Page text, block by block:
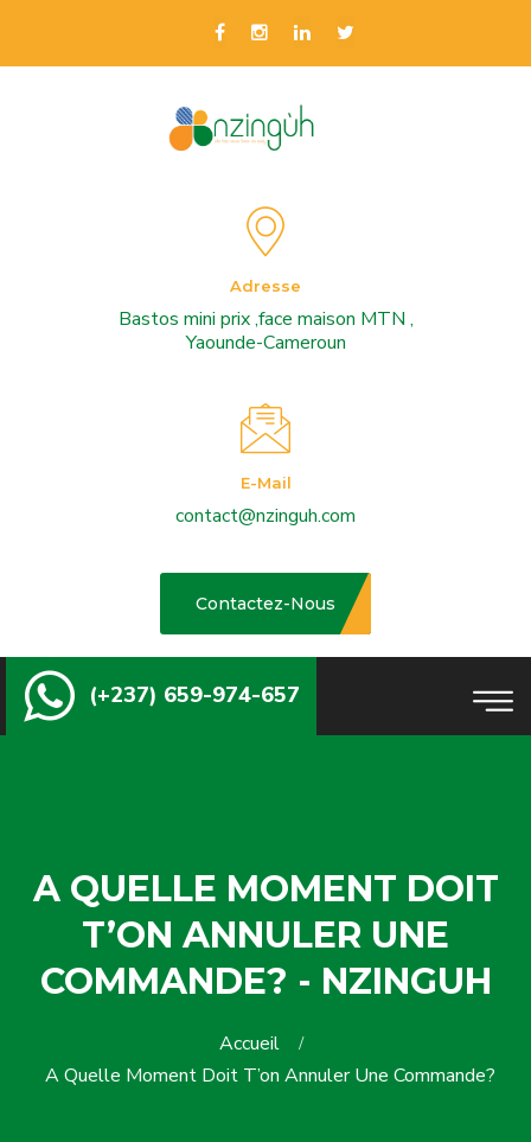
Adresse
Bastos mini prix ,face maison MTN ,
Yaounde-Cameroun
E-Mail
contact@nzinguh.com
Contactez-Nous
(+237) 659-974-657
A QUELLE MOMENT DOIT
T’ON ANNULER UNE
COMMANDE? - NZINGUH
Accueil
A Quelle Moment Doit T’on Annuler Une Commande?